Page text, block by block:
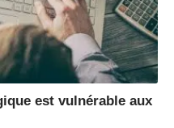
est vulnérable aux